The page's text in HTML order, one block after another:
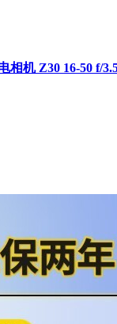
机 Z30 16-50 f/